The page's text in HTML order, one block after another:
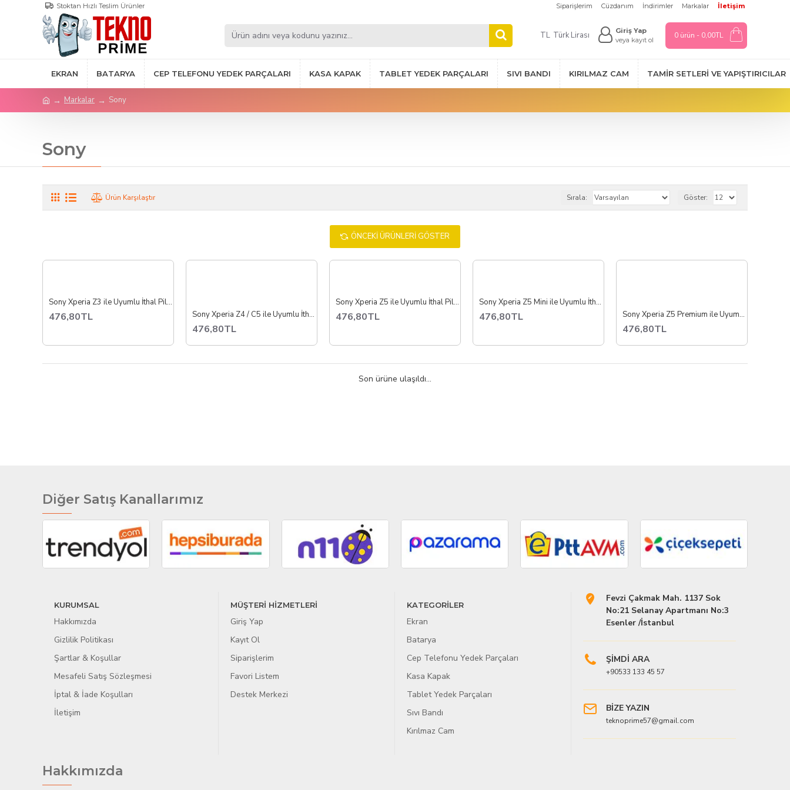
Stoktan Hızlı Teslim Ürünler Siparişlerim Cüzdanım İndirimler Markalar İletişim
TL Türk Lirası
Giriş Yap
veya kayıt ol
0 ürün - 0,00TL
EKRAN BATARYA CEP TELEFONU YEDEK PARÇALARI KASA KAPAK TABLET YEDEK PARÇALARI SIVI BANDI KIRILMAZ CAM TAMIR SETLERI VE YAPIŞTIRICILAR
Markalar Sony
Sony
Ürün Karşılaştır Sırala: Göster:
ÖNCEKI ÜRÜNLERI GÖSTER
Sony Xperia Z3 ile Uyumlu İthal Pil Batarya D6603
476,80TL Sony Xperia Z4 / C5 ile Uyumlu İthal Pil Batarya E6553 E5506
476,80TL
Sony Xperia Z5 ile Uyumlu İthal Pil Batarya E6603 E6653
476,80TL
Sony Xperia Z5 Mini ile Uyumlu İthal Pil Batarya E5803
476,80TL Sony Xperia Z5 Premium ile Uyumlu İthal Pil Batarya E6833 E6853
476,80TL
Son ürüne ulaşıldı...
Diğer Satış Kanallarımız
KURUMSAL
Hakkımızda
Gizlilik Politikası
Şartlar & Koşullar
Mesafeli Satış Sözleşmesi
İptal & İade Koşulları
İletişim
MÜŞTERİ HİZMETLERİ
Giriş Yap
Kayıt Ol
Siparişlerim
Favori Listem
Destek Merkezi
KATEGORİLER
Ekran
Batarya
Cep Telefonu Yedek Parçaları
Kasa Kapak
Tablet Yedek Parçaları
Sıvı Bandı
Kırılmaz Cam
Fevzi Çakmak Mah. 1137 Sok
No:21 Selanay Apartmanı No:3
Esenler /İstanbul
ŞİMDİ ARA
+90533 133 45 57
BİZE YAZIN
teknoprime57@gmail.com
Hakkımızda